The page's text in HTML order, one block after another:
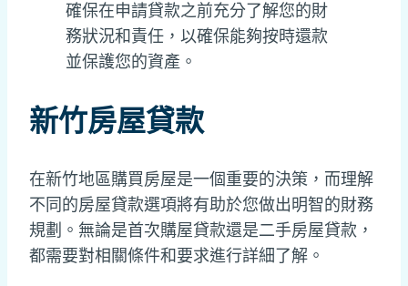
確保在申請貸款之前充分了解您的財
務狀況和責任，以確保能夠按時還款
並保護您的資產。
新竹房屋貸款
在新竹地區購買房屋是一個重要的決策，而理解
不同的房屋貸款選項將有助於您做出明智的財務
規劃。無論是首次購屋貸款還是二手房屋貸款，
都需要對相關條件和要求進行詳細了解。